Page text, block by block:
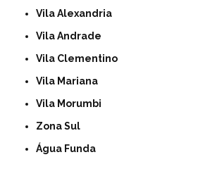
Vila Alexandria
Vila Andrade
Vila Clementino
Vila Mariana
Vila Morumbi
Zona Sul
Água Funda